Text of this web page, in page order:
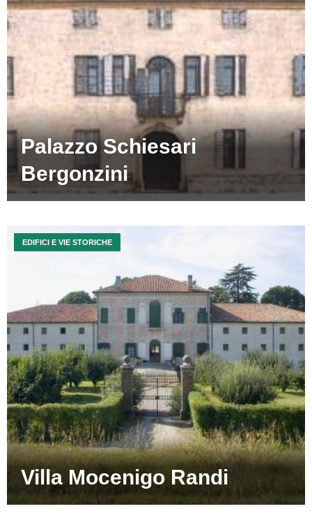
Palazzo Schiesari
Bergonzini
Villa Mocenigo Randi
EDIFICI E VIE STORICHE